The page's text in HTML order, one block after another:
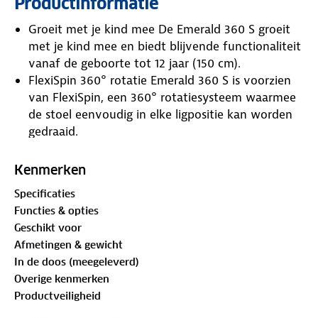
Groeit met je kind mee De Emerald 360 S groeit
met je kind mee en biedt blijvende functionaliteit
vanaf de geboorte tot 12 jaar (150 cm).
FlexiSpin 360° rotatie Emerald 360 S is voorzien
van FlexiSpin, een 360° rotatiesysteem waarmee
de stoel eenvoudig in elke ligpositie kan worden
gedraaid.
kind onderweg altijd comfortabel, of het nu
ontspannen achterover leunt en slaapt.
G-CELL technologie voor bescherming bij
zijdelingse botsingen De Emerald 360 S is
gebouwd volgens de strengste veiligheidsnormen
en heeft geïntegreerde G-CELL technologie voor
bescherming bij zijdelingse botsingen om de
veiligheid van je kind te garanderen.
Kenmerken
Specificaties
Functies & opties
Geschikt voor
Afmetingen & gewicht
In de doos (meegeleverd)
Overige kenmerken
Productveiligheid